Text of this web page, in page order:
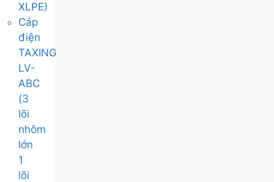
XLPE)
Cáp
điện
TAXING
LV-
ABC
(3
lõi
nhôm
lớn
1
lõi